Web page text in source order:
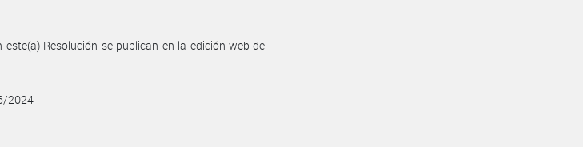
Resolución se publican en la edición web del
2024